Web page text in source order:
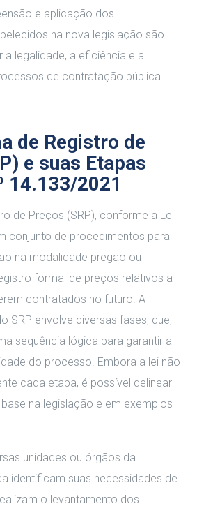
e aplicação dos
na nova legislação são
a legalidade, a eficiência e a
de contratação pública.
de Registro de
e suas Etapas
14.133/2021
de Preços (SRP), conforme a Lei
conjunto de procedimentos para
na modalidade pregão ou
formal de preços relativos a
contratados no futuro. A
SRP envolve diversas fases, que,
sequência lógica para garantir a
do processo. Embora a lei não
cada etapa, é possível delinear
na legislação e em exemplos
unidades ou órgãos da
identificam suas necessidades de
o levantamento dos